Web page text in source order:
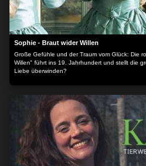
Sophie - Braut wider Willen
Große Gefühle und der Traum vom Glück: Die
Willen" führt ins 19. Jahrhundert und stellt die
Liebe überwinden?